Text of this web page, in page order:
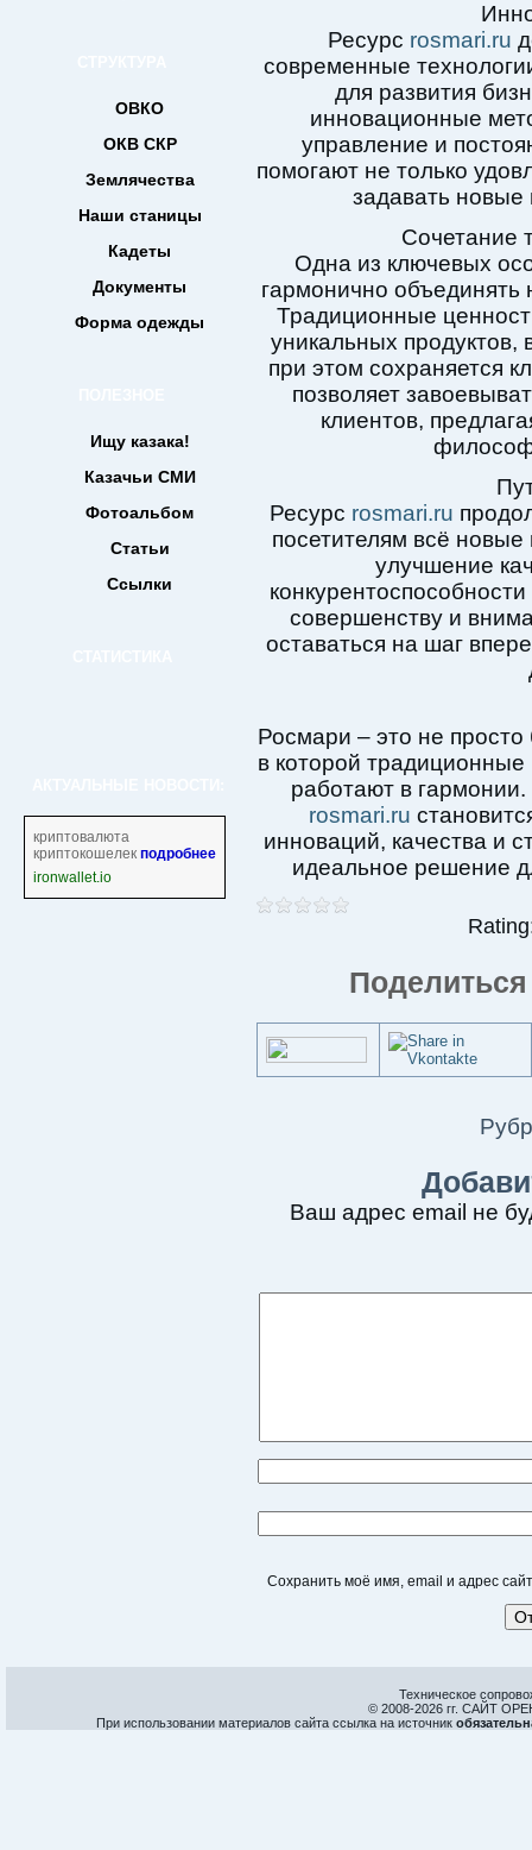
ОВКО
ОКВ СКР
Землячества
Наши станицы
Кадеты
Документы
Форма одежды
Ищу казака!
Казачьи СМИ
Фотоальбом
Статьи
Ссылки
криптовалюта
криптокошелек подробнее
ironwallet.io
Ресурс rosmari.ru
современные
для развития
инновационные
управление и
помогают не только
задавать новые
Сочетание
Одна из ключевых
гармонично
Традиционные
уникальных продуктов,
при этом сохраняется
позволяет
клиентов,
Ресурс rosmari.ru
посетителям всё
улучшение
совершенству и
оставаться на шаг
Росмари – это не просто
в которой
работают в
rosmari.ru
инноваций, качества и
идеальное решение
Ваш адрес email не
Сохранить моё имя, email и адрес
Техническое
© 2008-2026 гг. САЙТ
При использовании материалов сайта ссылка на источник